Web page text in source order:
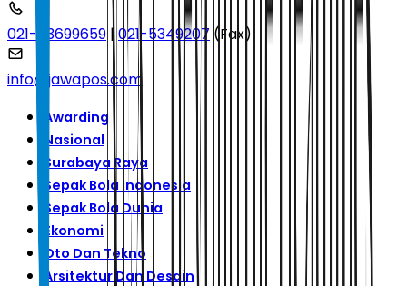
021-53699659 |021-5349207 (Fax)
info@jawapos.com
Awarding
Nasional
Surabaya Raya
Sepak Bola Indonesia
Sepak Bola Dunia
Ekonomi
Oto Dan Tekno
Arsitektur Dan Desain